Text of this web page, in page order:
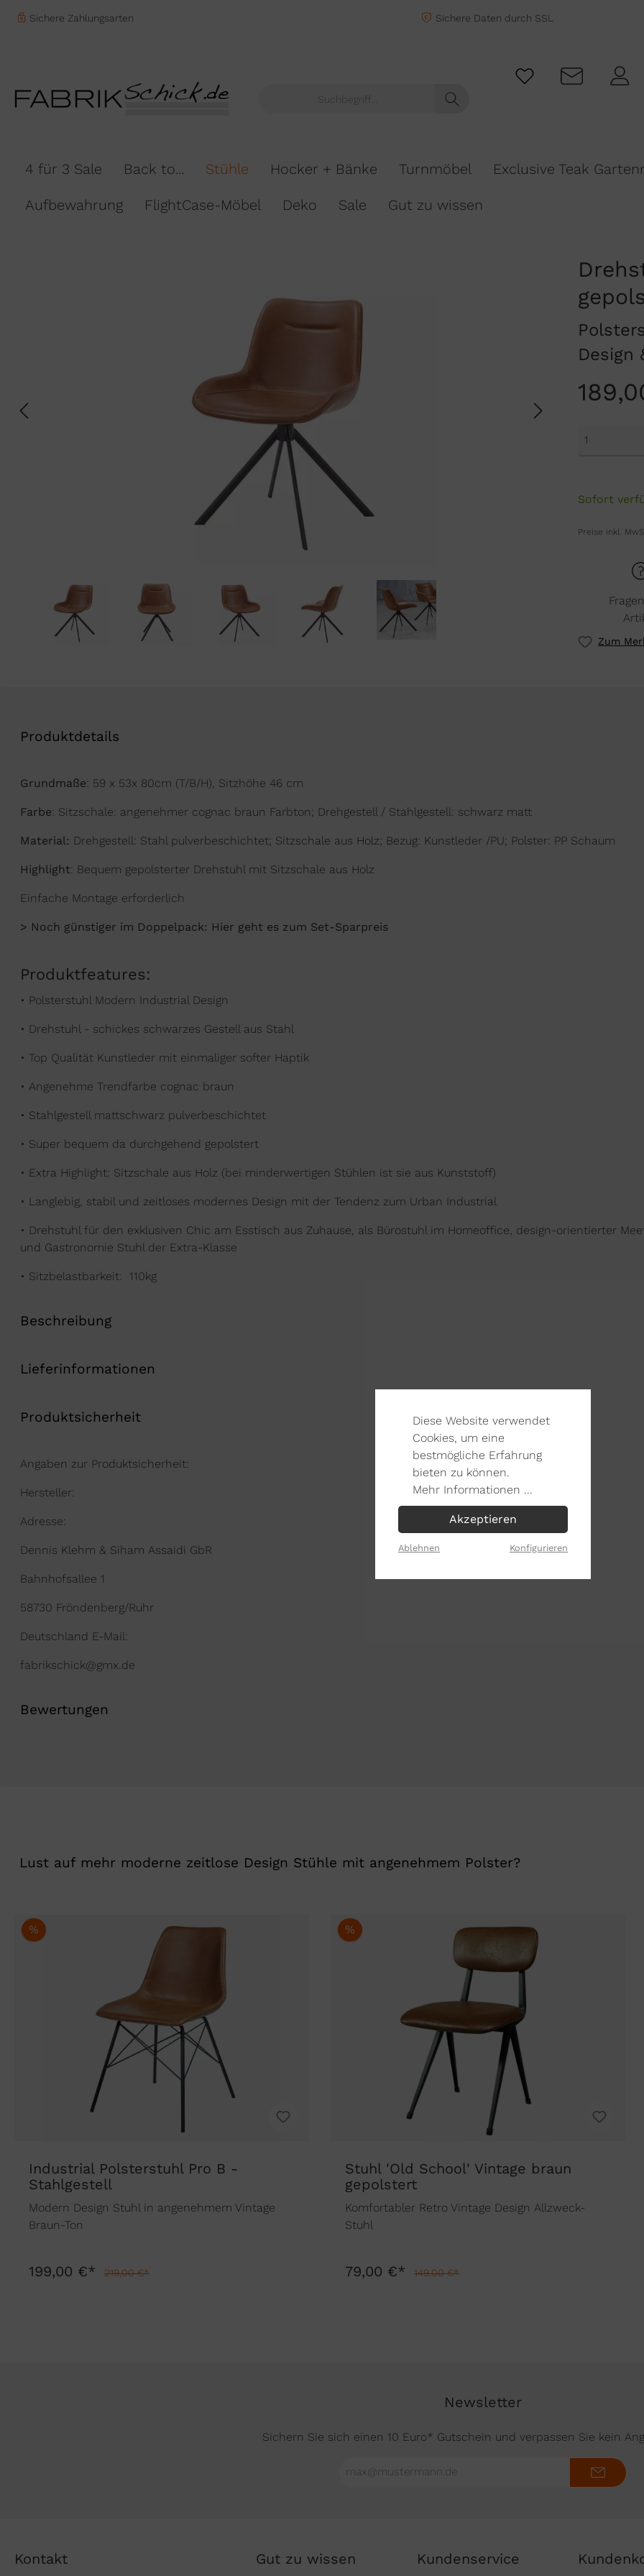
Sichere Zahlungsarten Sichere Daten durch SSL
4 für 3 Sale Back to... Stühle Hocker + Bänke Turnmöbel Exclusive Teak
Aufbewahrung FlightCase-Möbel Deko Sale Gut zu wissen
Design
Sofort
Preise inkl.
Zum
Produktdetails
Grundmaße: 59 x 53x 80cm (T/B/H), Sitzhöhe 46 cm
Farbe: Sitzschale: angenehmer cognac braun Farbton; Drehgestell / Stahlgestell: schwarz matt
Material: Drehgestell: Stahl pulverbeschichtet; Sitzschale aus Holz; Bezug: Kunstleder /PU; Polster: PP Schaum
Highlight: Bequem gepolsterter Drehstuhl mit Sitzschale aus Holz
Einfache Montage erforderlich
> Noch günstiger im Doppelpack: Hier geht es zum Set-Sparpreis
Produktfeatures:
• Polsterstuhl Modern Industrial Design
• Drehstuhl - schickes schwarzes Gestell aus Stahl
• Top Qualität Kunstleder mit einmaliger softer Haptik
• Angenehme Trendfarbe cognac braun
• Stahlgestell mattschwarz pulverbeschichtet
• Super bequem da durchgehend gepolstert
• Extra Highlight: Sitzschale aus Holz (bei minderwertigen Stühlen ist sie aus Kunststoff)
• Langlebig, stabil und zeitloses modernes Design mit der Tendenz zum Urban Industrial
• Drehstuhl für den exklusiven Chic am Esstisch aus Zuhause, als Bürostuhl im Homeoffice, design-orientierter
und Gastronomie Stuhl der Extra-Klasse
• Sitzbelastbarkeit: 110kg
Beschreibung
Lieferinformationen
Produktsicherheit
Angaben zur Produktsicherheit:
Hersteller:
Adresse:
Dennis Klehm & Siham Assaidi GbR
Bahnhofsallee 1
58730 Fröndenberg/Ruhr
Deutschland E-Mail:
fabrikschick@gmx.de
Bewertungen
Lust auf mehr moderne zeitlose Design Stühle mit angenehmem Polster?
%
Industrial Polsterstuhl Pro B -
Stahlgestell
Modern Design Stuhl in angenehmem Vintage
Braun-Ton
199,00 €* 219,00 €*
%
Stuhl 'Old School' Vintage braun
gepolstert
Komfortabler Retro Vintage Design Allzweck-
Stuhl
79,00 €* 149,00 €*
Newsletter
Sichern Sie sich einen 10 Euro* Gutschein und verpassen Sie kein
Mail-
Kontakt Gut zu wissen Kundenservice
Diese Website verwendet
Cookies, um eine
bestmögliche Erfahrung
bieten zu können.
Mehr Informationen ...
Akzeptieren
Ablehnen Konfigurieren